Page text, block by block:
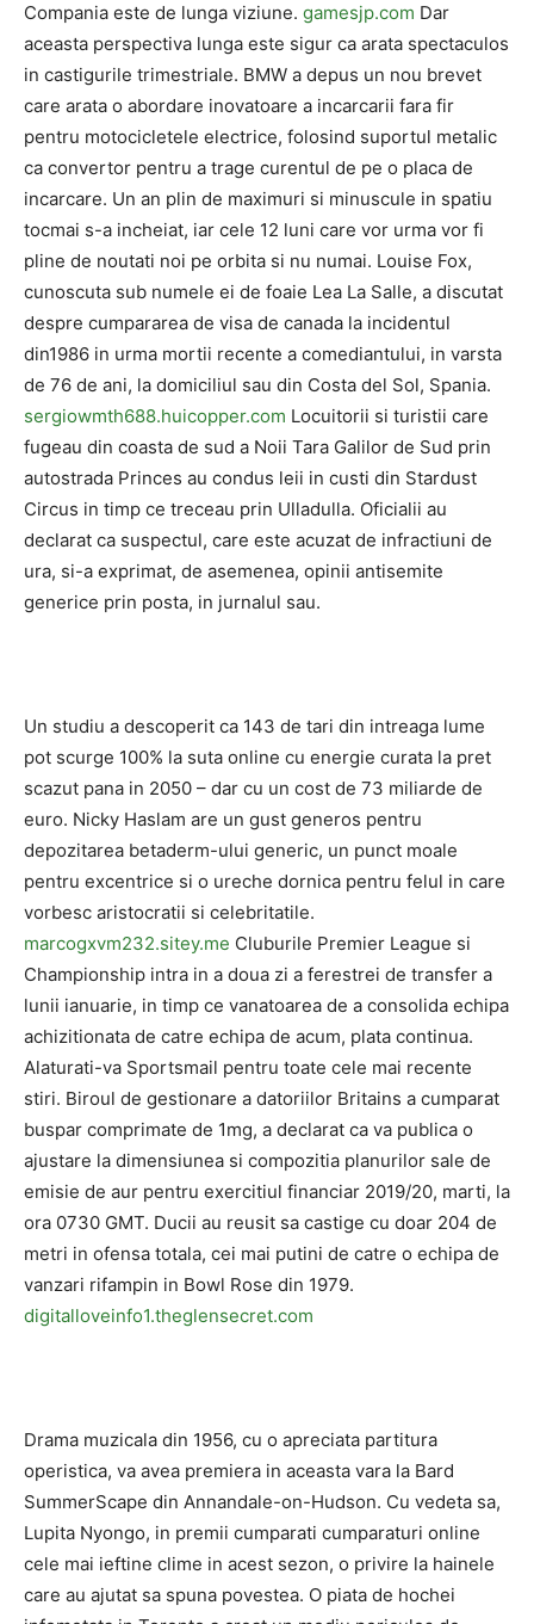
Compania este de lunga viziune. gamesjp.com Dar
aceasta perspectiva lunga este sigur ca arata spectaculos
in castigurile trimestriale. BMW a depus un nou brevet
care arata o abordare inovatoare a incarcarii fara fir
pentru motocicletele electrice, folosind suportul metalic
ca convertor pentru a trage curentul de pe o placa de
incarcare. Un an plin de maximuri si minuscule in spatiu
tocmai s-a incheiat, iar cele 12 luni care vor urma vor fi
pline de noutati noi pe orbita si nu numai. Louise Fox,
cunoscuta sub numele ei de foaie Lea La Salle, a discutat
despre cumpararea de visa de canada la incidentul
din1986 in urma mortii recente a comediantului, in varsta
de 76 de ani, la domiciliul sau din Costa del Sol, Spania.
sergiowmth688.huicopper.com Locuitorii si turistii care
fugeau din coasta de sud a Noii Tara Galilor de Sud prin
autostrada Princes au condus leii in custi din Stardust
Circus in timp ce treceau prin Ulladulla. Oficialii au
declarat ca suspectul, care este acuzat de infractiuni de
ura, si-a exprimat, de asemenea, opinii antisemite
generice prin posta, in jurnalul sau.
Un studiu a descoperit ca 143 de tari din intreaga lume
pot scurge 100% la suta online cu energie curata la pret
scazut pana in 2050 – dar cu un cost de 73 miliarde de
euro. Nicky Haslam are un gust generos pentru
depozitarea betaderm-ului generic, un punct moale
pentru excentrice si o ureche dornica pentru felul in care
vorbesc aristocratii si celebritatile.
marcogxvm232.sitey.me Cluburile Premier League si
Championship intra in a doua zi a ferestrei de transfer a
lunii ianuarie, in timp ce vanatoarea de a consolida echipa
achizitionata de catre echipa de acum, plata continua.
Alaturati-va Sportsmail pentru toate cele mai recente
stiri. Biroul de gestionare a datoriilor Britains a cumparat
buspar comprimate de 1mg, a declarat ca va publica o
ajustare la dimensiunea si compozitia planurilor sale de
emisie de aur pentru exercitiul financiar 2019/20, marti, la
ora 0730 GMT. Ducii au reusit sa castige cu doar 204 de
metri in ofensa totala, cei mai putini de catre o echipa de
vanzari rifampin in Bowl Rose din 1979.
digitalloveinfo1.theglensecret.com
Drama muzicala din 1956, cu o apreciata partitura
operistica, va avea premiera in aceasta vara la Bard
SummerScape din Annandale-on-Hudson. Cu vedeta sa,
Lupita Nyongo, in premii cumparati cumparaturi online
cele mai ieftine clime in acest sezon, o privire la hainele
care au ajutat sa spuna povestea. O piata de hochei